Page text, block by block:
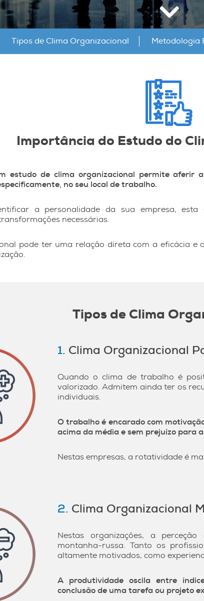
Tipos de Clima Organizacional Metodologia
Importância do Estudo do
estudo de clima organizacional permite aferir
no seu local de trabalho.
a personalidade da sua empresa,
necessárias.
pode ter uma relação direta com a eficácia e
Tipos de Clima
1. Clima Organizacional
Quando o clima de trabalho é
valorizado. Admitem ainda ter os
individuais.
O trabalho é encarado com
acima da média e sem prejuízo para
Nestas empresas, a rotatividade é
2. Clima Organizacional
Nestas organizações, a
montanha-russa. Tanto os
altamente motivados, como
A produtividade oscila entre
conclusão de uma tarefa ou projeto